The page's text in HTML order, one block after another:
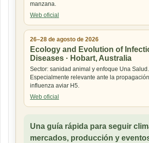
manzana.
Web oficial
26–28 de agosto de 2026
Ecology and Evolution of
Diseases · Hobart, Australia
Sector: sanidad animal y enfoque Una Salud.
Especialmente relevante ante la
influenza aviar H5.
Web oficial
Una guía rápida para seguir
mercados, producción y